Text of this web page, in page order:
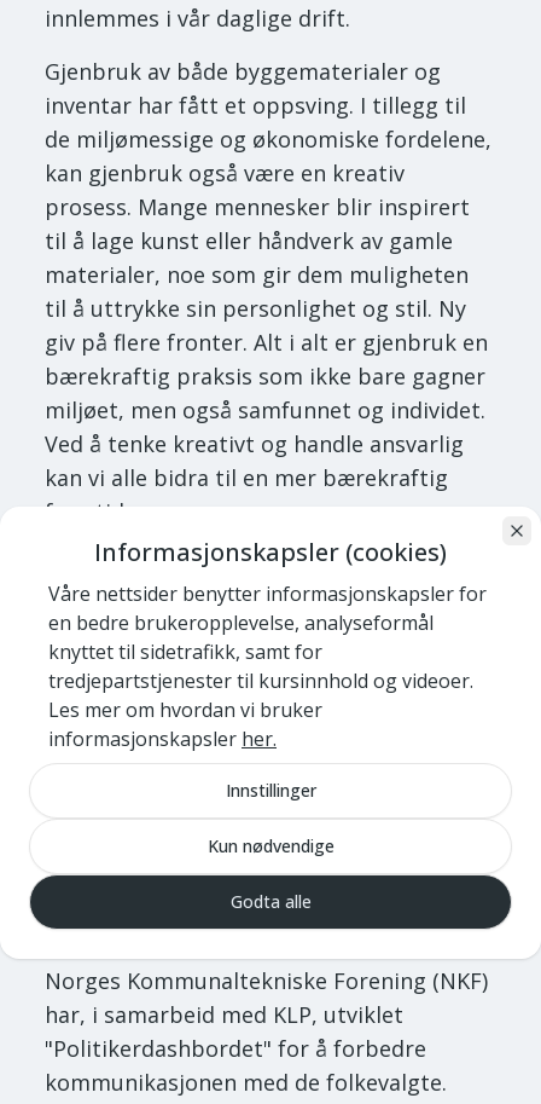
innlemmes i vår daglige drift.
Gjenbruk av både byggematerialer og
inventar har fått et oppsving. I tillegg til
de miljømessige og økonomiske fordelene,
kan gjenbruk også være en kreativ
prosess. Mange mennesker blir inspirert
til å lage kunst eller håndverk av gamle
materialer, noe som gir dem muligheten
til å uttrykke sin personlighet og stil. Ny
giv på flere fronter. Alt i alt er gjenbruk en
bærekraftig praksis som ikke bare gagner
miljøet, men også samfunnet og individet.
Ved å tenke kreativt og handle ansvarlig
kan vi alle bidra til en mer bærekraftig
fremtid.
Vedlikehold
En utfordring jeg har fått forståelsen av
flere kommuner har er
vedlikeholdsetterslep. Det kan være flere
årsaker til dette, men kombinasjonen av
økonomiske begrensninger, politiske
prioriteringer mangel på kompetanse,
klimaforhold og så videre kan noen ganger
slå uheldig ut for vedlikehold av
bygningsmassen.
Norges Kommunaltekniske Forening (NKF)
har, i samarbeid med KLP, utviklet
"Politikerdashbordet" for å forbedre
kommunikasjonen med de folkevalgte.
Informasjonskapsler (cookies)
Våre nettsider benytter informasjonskapsler for
en bedre brukeropplevelse, analyseformål
knyttet til sidetrafikk, samt for
tredjepartstjenester til kursinnhold og videoer.
Les mer om hvordan vi bruker
informasjonskapsler her.
Innstillinger
Kun nødvendige
Godta alle